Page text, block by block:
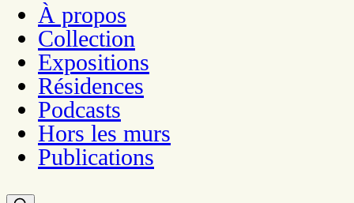
À propos
Collection
Expositions
Résidences
Podcasts
Hors les murs
Publications